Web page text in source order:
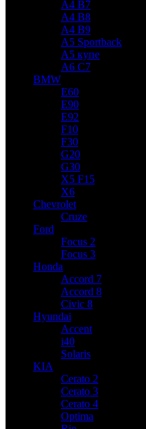
A4 B7
A4 B8
A4 B9
A5 Sportback
A5 купе
A6 C7
BMW
E60
E90
E92
F10
F30
G20
G30
X5 F15
X6
Chevrolet
Cruze
Ford
Focus 2
Focus 3
Honda
Accord 7
Accord 8
Civic 8
Hyundai
Accent
i40
Solaris
KIA
Cerato 2
Cerato 3
Cerato 4
Optima